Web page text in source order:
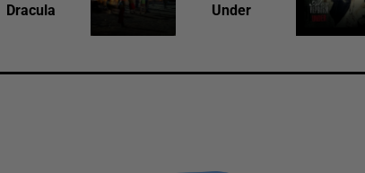
Dracula Under